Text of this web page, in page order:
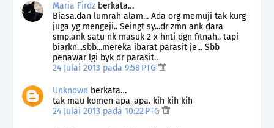
Maria Firdz berkata…
Biasa.dan lumrah alam... Ada org memuji tak kurg
juga yg mengeji.. Seingt sy...dr zmn ank dara
smp.ank satu nk masuk 2 x hnti dgn fitnah.. tapi
biarkn...sbb...mereka ibarat parasit je... Sbb
penawar lgi byk dr parasit..
24 Julai 2013 pada 9:58 PTG
Unknown berkata…
tak mau komen apa-apa. kih kih kih
24 Julai 2013 pada 10:22 PTG